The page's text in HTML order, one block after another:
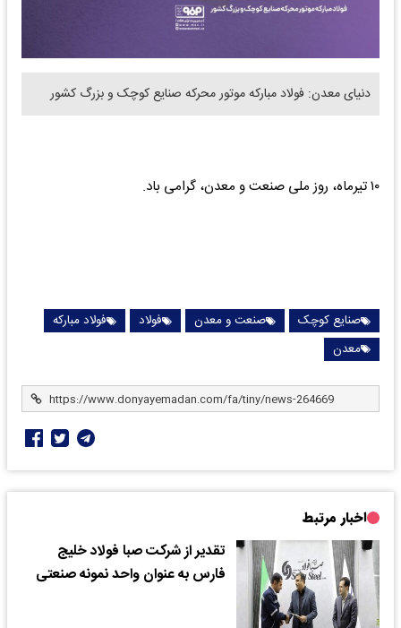
دنیای معدن: فولاد مبارکه موتور محرکه صنایع کوچک و بزرگ کشور
۱۰ تیرماه، روز ملی صنعت و معدن، گرامی باد.
صنایع کوچک صنعت و معدن فولاد
فولاد مبارکه
معدن
اخبار مرتبط
تقدیر از شرکت صبا فولاد خلیج
فارس به عنوان واحد نمونه صنعتی